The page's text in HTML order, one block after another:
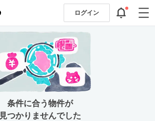
ログイン
条件に合う物件が
見つかりませんでした